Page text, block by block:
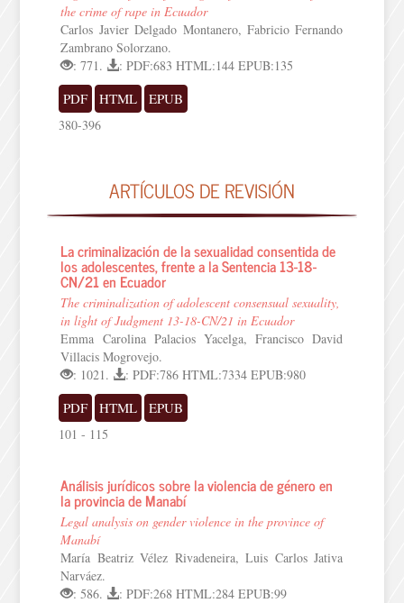
the crime of rape in Ecuador
Carlos Javier Delgado Montanero, Fabricio Fernando
Zambrano Solorzano.
: 771.
: PDF:683 HTML:144 EPUB:135
PDF HTML EPUB
380-396
ARTÍCULOS DE REVISIÓN
La criminalización de la sexualidad consentida de
los adolescentes, frente a la Sentencia 13-18-
CN/21 en Ecuador
The criminalization of adolescent consensual sexuality,
in light of Judgment 13-18-CN/21 in Ecuador
Emma Carolina Palacios Yacelga, Francisco David
Villacis Mogrovejo.
: 1021.
: PDF:786 HTML:7334 EPUB:980
PDF HTML EPUB
101 - 115
Análisis jurídicos sobre la violencia de género en
la provincia de Manabí
Legal analysis on gender violence in the province of
Manabí
María Beatriz Vélez Rivadeneira, Luis Carlos Jativa
Narváez.
: 586.
: PDF:268 HTML:284 EPUB:99